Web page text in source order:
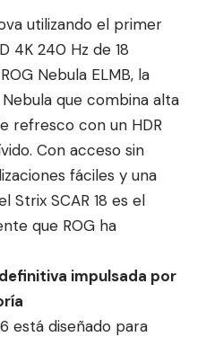
utilizando el primer
4K 240 Hz de 18
Nebula ELMB, la
que combina alta
refresco con un HDR
Con acceso sin
fáciles y una
Strix SCAR 18 es el
que ROG ha
impulsada por
está diseñado para